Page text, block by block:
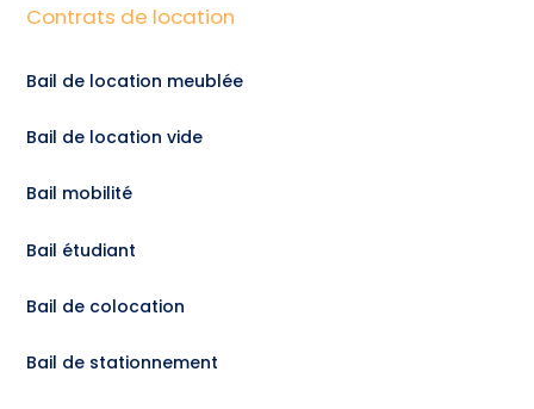
Contrats de location
Bail de location meublée
Bail de location vide
Bail mobilité
Bail étudiant
Bail de colocation
Bail de stationnement